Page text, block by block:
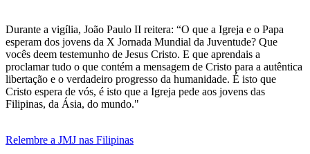
Durante a vigília, João Paulo II reitera: “O que a Igreja e o Papa
esperam dos jovens da X Jornada Mundial da Juventude? Que
vocês deem testemunho de Jesus Cristo. E que aprendais a
proclamar tudo o que contém a mensagem de Cristo para a autêntica
libertação e o verdadeiro progresso da humanidade. É isto que
Cristo espera de vós, é isto que a Igreja pede aos jovens das
Filipinas, da Ásia, do mundo."
Relembre a JMJ nas Filipinas